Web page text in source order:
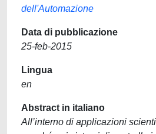
dell'Automazione
Data di pubblicazione
25-feb-2015
Lingua
en
Abstract in italiano
All’interno di applicazioni